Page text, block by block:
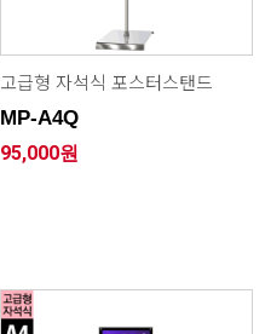
고급형 자석식 포스터스탠드
MP-A4Q
95,000원